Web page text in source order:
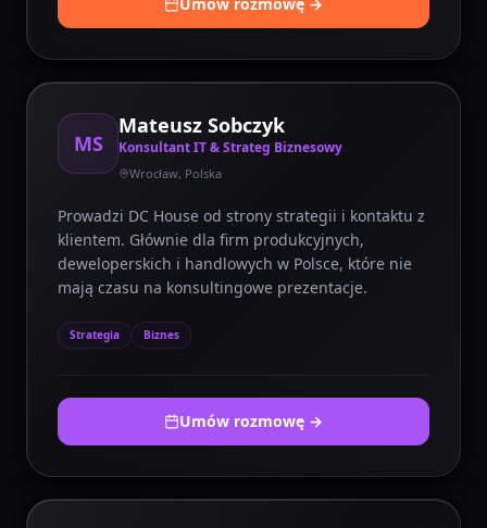
MS
Mateusz Sobczyk
Konsultant IT & Strateg Biznesowy
Wrocław, Polska
Prowadzi DC House od strony strategii i kontaktu z
klientem. Głównie dla firm produkcyjnych,
deweloperskich i handlowych w Polsce, które nie
mają czasu na konsultingowe prezentacje.
Strategia Biznes
Umów rozmowę →